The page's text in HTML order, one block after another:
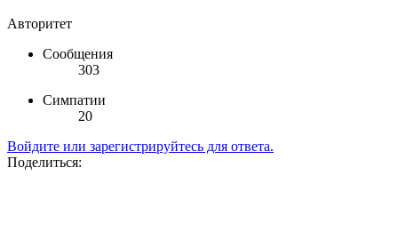
Авторитет
Сообщения
303
Симпатии
20
Войдите или зарегистрируйтесь для ответа.
Поделиться: